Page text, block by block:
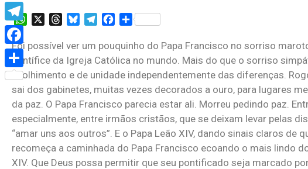
WhatsAppThreadsBlueskyTelegramFacebook
Share
Foi possível ver um pouquinho do Papa Francisco no sorriso
pontífice da Igreja Católica no mundo. Mais do que o sorriso
acolhimento e de unidade independentemente das diferenças.
sai dos gabinetes, muitas vezes decorados a ouro, para lugares
da paz. O Papa Francisco parecia estar ali. Morreu pedindo paz.
especialmente, entre irmãos cristãos, que se deixam levar pelas
“amar uns aos outros”. E o Papa Leão XIV, dando sinais claros
recomeça a caminhada do Papa Francisco ecoando o mais lindo
XIV. Que Deus possa permitir que seu pontificado seja marcado
Bluesky
Telegram
Facebook
Share